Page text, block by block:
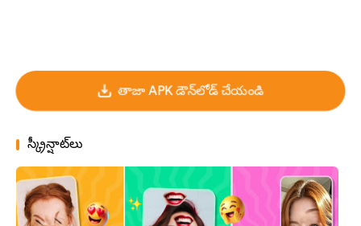
తాజా APK డౌన్‌లోడ్ చేయండి
స్క్రీన్షాట్‌లు